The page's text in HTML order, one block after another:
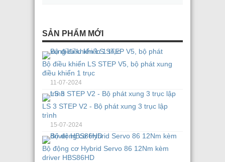
SẢN PHẨM MỚI
Bộ điều khiển LS STEP V5, bộ phát xung
điều khiển 1 trục
11-07-2024
LS 3 STEP V2 - Bộ phát xung 3 trục lập
trình
15-07-2024
Bộ động cơ Hybrid Servo 86 12Nm kèm
driver HBS86HD